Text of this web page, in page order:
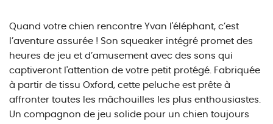
Quand votre chien rencontre Yvan l'éléphant, c’est
l’aventure assurée ! Son squeaker intégré promet des
heures de jeu et d’amusement avec des sons qui
captiveront l'attention de votre petit protégé. Fabriquée
à partir de tissu Oxford, cette peluche est prête à
affronter toutes les mâchouilles les plus enthousiastes.
Un compagnon de jeu solide pour un chien toujours